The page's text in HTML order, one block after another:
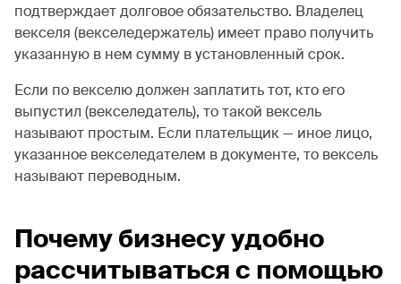
подтверждает долговое обязательство. Владелец
векселя (векселедержатель) имеет право получить
указанную в нем сумму в установленный срок.
Если по векселю должен заплатить тот, кто его
выпустил (векселедатель), то такой вексель
называют простым. Если плательщик — иное лицо,
указанное векселедателем в документе, то вексель
называют переводным.
Почему бизнесу удобно
рассчитываться с помощью